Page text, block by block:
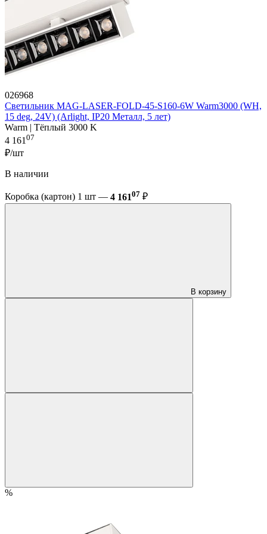
026968
Светильник MAG-LASER-FOLD-45-S160-6W Warm3000 (WH,
15 deg, 24V) (Arlight, IP20 Металл, 5 лет)
Warm | Тёплый 3000 K
4 161 07
₽/шт
В наличии
Коробка (картон) 1 шт — 4 16107 ₽
В корзину
%